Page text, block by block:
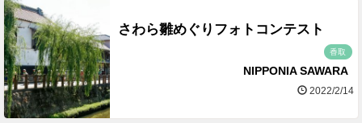
さわら雛めぐりフォトコンテスト
香取
NIPPONIA SAWARA
2022/2/14